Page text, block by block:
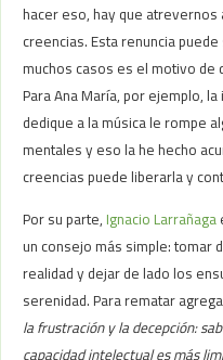
hacer eso, hay que
creencias. Esta renuncia
muchos casos es el motivo de
Para Ana María, por ejemplo,
dedique a la música le rompe
mentales y eso la he hecho
creencias puede liberarla y
Por su parte, Ignacio Larrañaga
un consejo más simple: tomar
realidad y dejar de lado los
serenidad. Para rematar
la frustración y la decepción:
capacidad intelectual es más